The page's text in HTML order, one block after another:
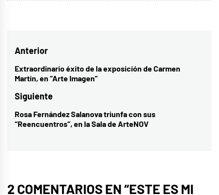
Navegación
de
Anterior
Entrada
anterior:
Extraordinario éxito de la exposición de Carmen
Martín, en “Arte Imagen”
Siguiente
Entrada
siguiente:
Rosa Fernández Salanova triunfa con sus
“Reencuentros”, en la Sala de ArteNOV
2 COMENTARIOS EN “ESTE ES MI